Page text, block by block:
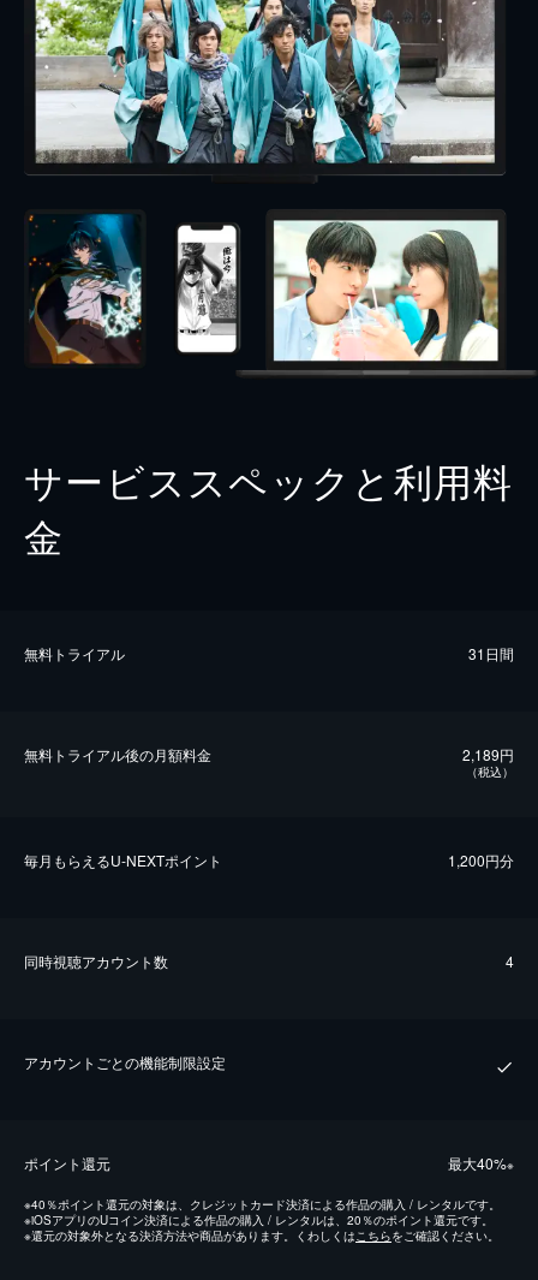
サービススペックと利用料
金
無料トライアル 31日間
無料トライアル後の⽉額料金 2,189円
（税込）
毎⽉もらえるU-NEXTポイント 1,200円分
同時視聴アカウント数 4
アカウントごとの機能制限設定
ポイント還元 最⼤40%※
※40％ポイント還元の対象は、クレジットカード決済による作品の購入 / レンタルです。
※iOSアプリのUコイン決済による作品の購入 / レンタルは、20％のポイント還元です。
※還元の対象外となる決済方法や商品があります。くわしくはこちらをご確認ください。